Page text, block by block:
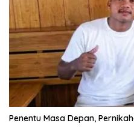
Penentu Masa Depan,